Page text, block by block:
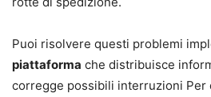
Puoi risolvere questi problemi
piattaforma che distribuisce
corregge possibili interruzioni Per